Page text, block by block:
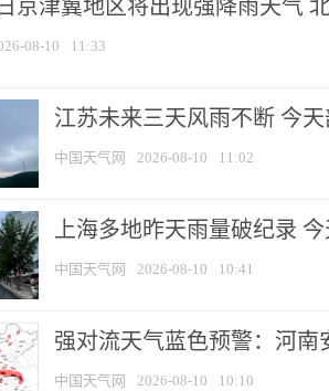
京津冀地区将出现强降雨天气
08-10 11:33
江苏未来三天风雨不断 今
中国天气网 2026-08-10 11:02
上海多地昨天雨量破纪录
中国天气网 2026-08-10 10:41
强对流天气蓝色预警：河南
中国天气网 2026-08-10 10:10